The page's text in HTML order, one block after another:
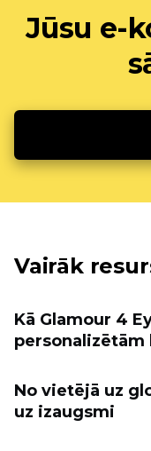
Jūsu e-
Vairāk
Kā Glamour 4
personalizētām
No vietējā uz
uz izaugsmi